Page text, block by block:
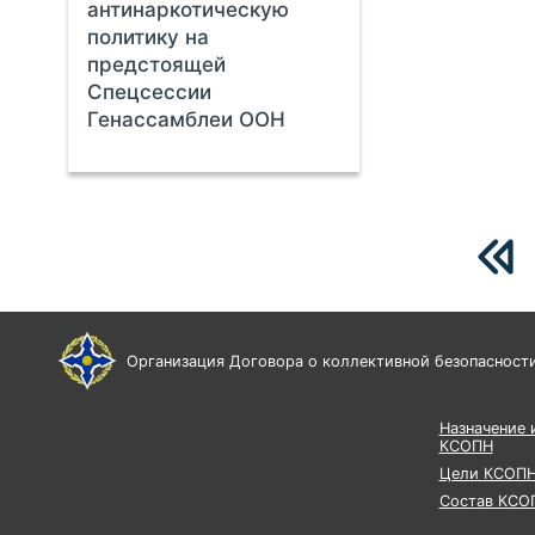
антинаркотическую
политику на
предстоящей
Спецсессии
Генассамблеи ООН
Организация Договора о коллективной
Назначение
КСОПН
Цели
Состав